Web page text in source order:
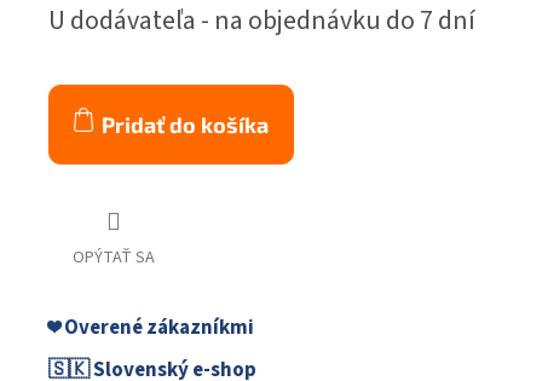
cena:
U dodávateľa - na objednávku do 7 dní
Pridať do košíka
OPÝTAŤ SA
❤️ Overené zákazníkmi
🇸🇰 Slovenský e-shop